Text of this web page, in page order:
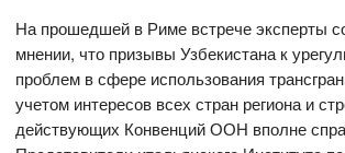
На прошедшей в Риме встрече эксперты
мнении, что призывы Узбекистана к
проблем в сфере использования
учетом интересов всех стран региона и
действующих Конвенций ООН вполне